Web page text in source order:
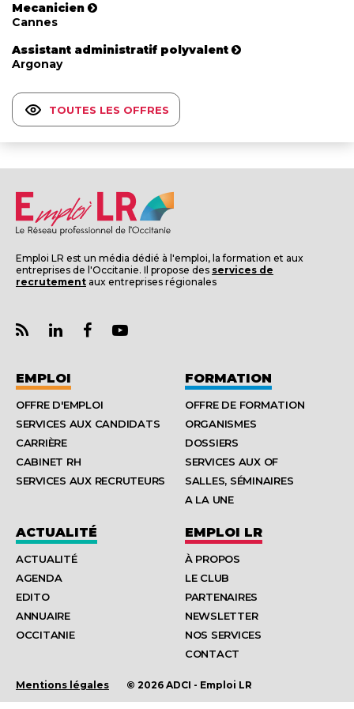
Mecanicien
Cannes
Assistant administratif polyvalent
Argonay
TOUTES LES OFFRES
Emploi LR est un média dédié à l'emploi, la formation et aux
entreprises de l'Occitanie. Il propose des services de
recrutement aux entreprises régionales
EMPLOI
OFFRE D'EMPLOI
SERVICES AUX CANDIDATS
CARRIÈRE
CABINET RH
SERVICES AUX RECRUTEURS
FORMATION
OFFRE DE FORMATION
ORGANISMES
DOSSIERS
SERVICES AUX OF
SALLES, SÉMINAIRES
A LA UNE
ACTUALITÉ
ACTUALITÉ
AGENDA
EDITO
ANNUAIRE
OCCITANIE
EMPLOI LR
À PROPOS
LE CLUB
PARTENAIRES
NEWSLETTER
NOS SERVICES
CONTACT
Mentions légales © 2026 ADCI - Emploi LR